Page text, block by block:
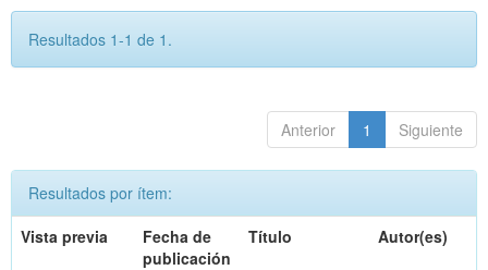
Resultados 1-1 de 1.
Anterior 1 Siguiente
Resultados por ítem:
Vista previa
Fecha de
publicación
Título Autor(es)